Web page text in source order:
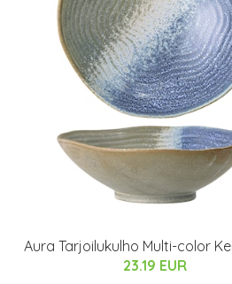
Aura Tarjoilukulho Multi-color
23.19 EUR